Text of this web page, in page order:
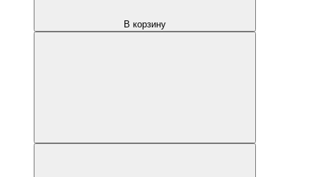
В корзину